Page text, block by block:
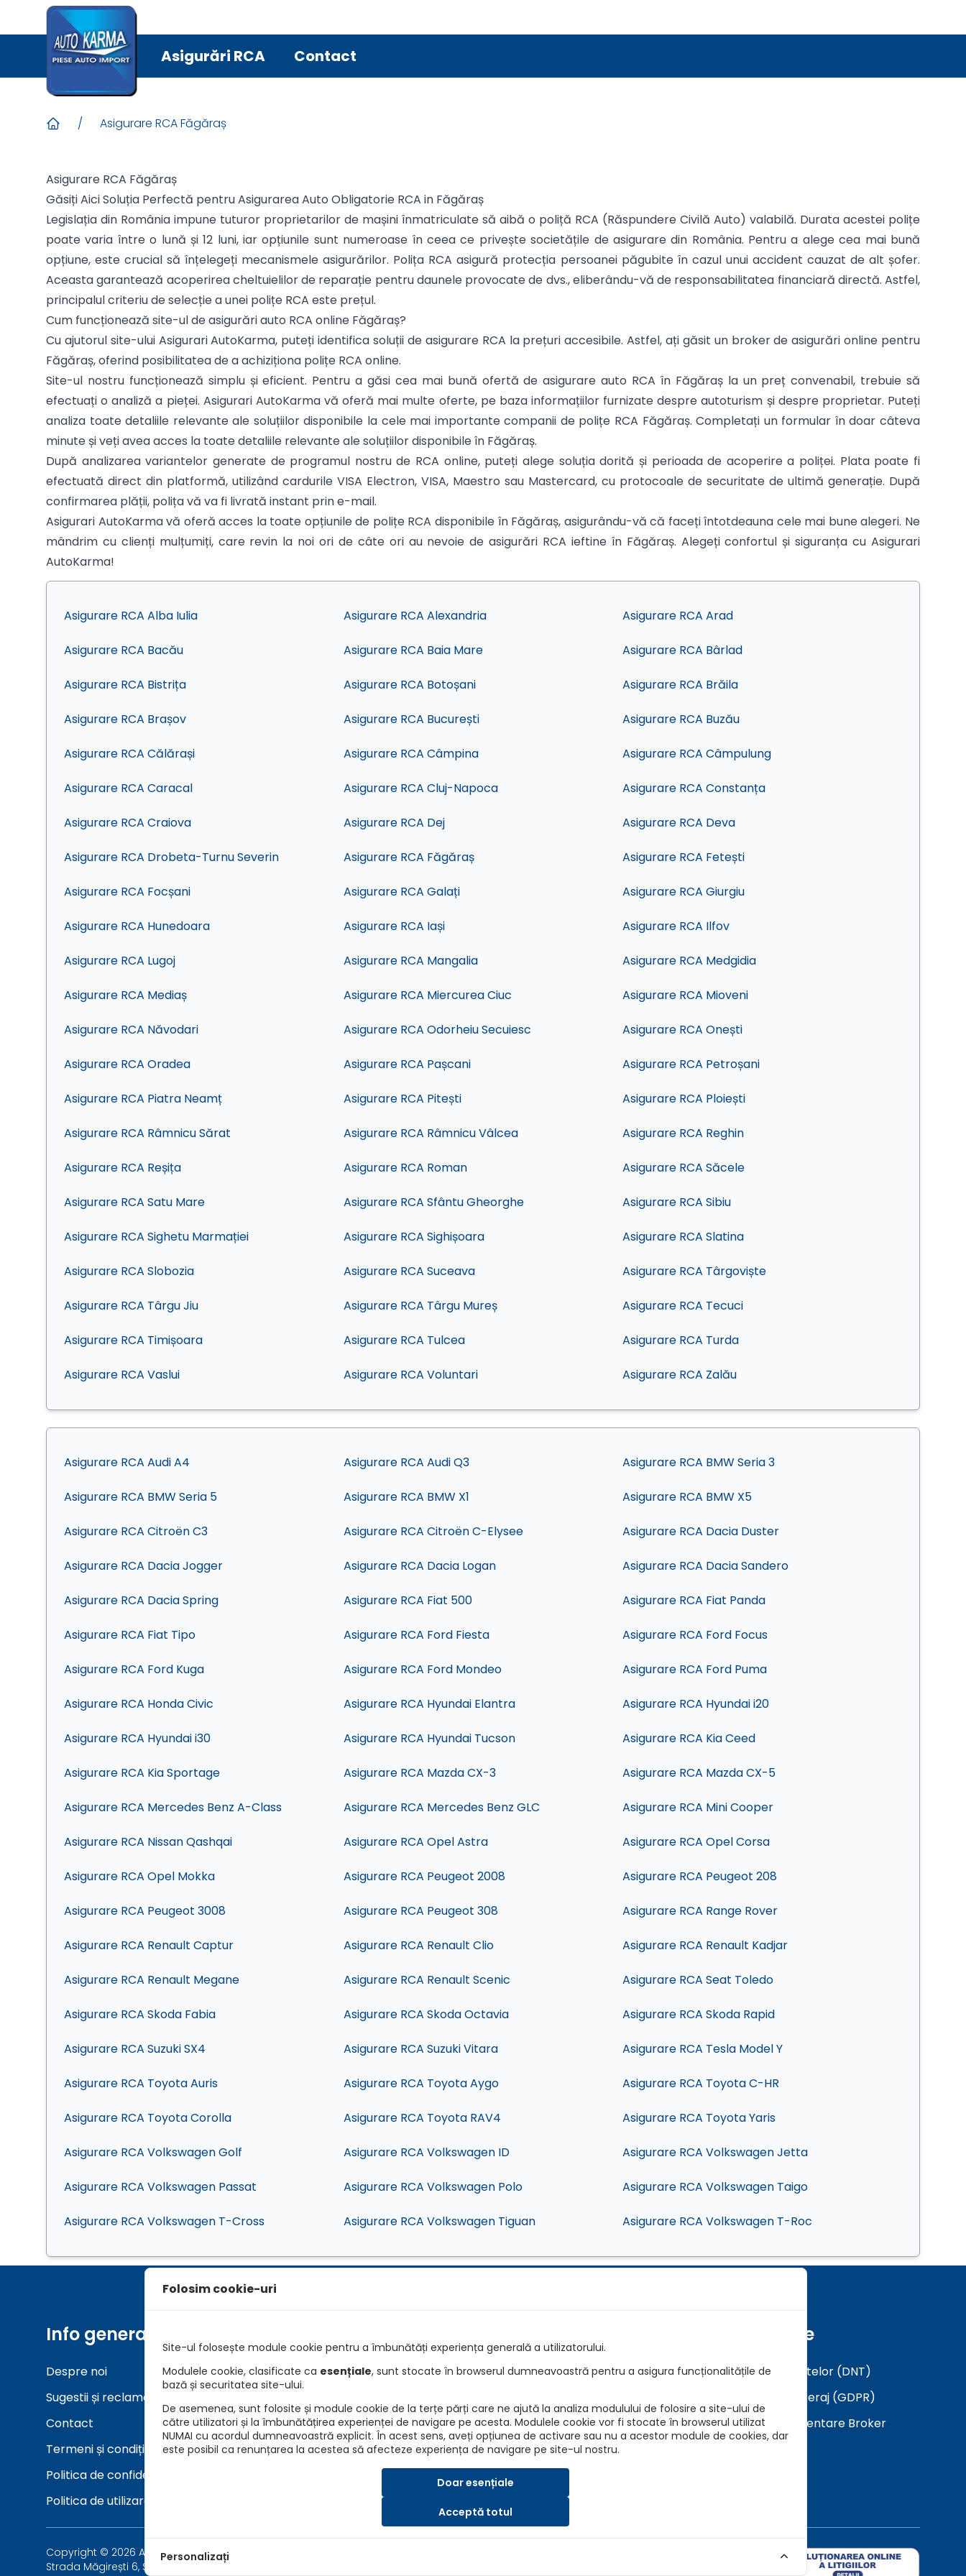
Asigurări RCA Contact
/ Asigurare RCA Făgăraș
Asigurare RCA Făgăraș
Găsiți Aici Soluția Perfectă pentru Asigurarea Auto Obligatorie RCA in Făgăraș
Legislația din România impune tuturor proprietarilor de mașini înmatriculate să aibă o poliță RCA (Răspundere Civilă Auto) valabilă. Durata acestei polițe
poate varia între o lună și 12 luni, iar opțiunile sunt numeroase în ceea ce privește societățile de asigurare din România. Pentru a alege cea mai bună
opțiune, este crucial să înțelegeți mecanismele asigurărilor. Polița RCA asigură protecția persoanei păgubite în cazul unui accident cauzat de alt șofer.
Aceasta garantează acoperirea cheltuielilor de reparație pentru daunele provocate de dvs., eliberându-vă de responsabilitatea financiară directă. Astfel,
principalul criteriu de selecție a unei polițe RCA este prețul.
Cum funcționează site-ul de asigurări auto RCA online Făgăraș?
Cu ajutorul site-ului Asigurari AutoKarma, puteți identifica soluții de asigurare RCA la prețuri accesibile. Astfel, ați găsit un broker de asigurări online pentru
Făgăraș, oferind posibilitatea de a achiziționa polițe RCA online.
Site-ul nostru funcționează simplu și eficient. Pentru a găsi cea mai bună ofertă de asigurare auto RCA în Făgăraș la un preț convenabil, trebuie să
efectuați o analiză a pieței. Asigurari AutoKarma vă oferă mai multe oferte, pe baza informațiilor furnizate despre autoturism și despre proprietar. Puteți
analiza toate detaliile relevante ale soluțiilor disponibile la cele mai importante companii de polițe RCA Făgăraș. Completați un formular în doar câteva
minute și veți avea acces la toate detaliile relevante ale soluțiilor disponibile în Făgăraș.
După analizarea variantelor generate de programul nostru de RCA online, puteți alege soluția dorită și perioada de acoperire a poliței. Plata poate fi
efectuată direct din platformă, utilizând cardurile VISA Electron, VISA, Maestro sau Mastercard, cu protocoale de securitate de ultimă generație. După
confirmarea plății, polița vă va fi livrată instant prin e-mail.
Asigurari AutoKarma vă oferă acces la toate opțiunile de polițe RCA disponibile în Făgăraș, asigurându-vă că faceți întotdeauna cele mai bune alegeri. Ne
mândrim cu clienți mulțumiți, care revin la noi ori de câte ori au nevoie de asigurări RCA ieftine în Făgăraș. Alegeți confortul și siguranța cu Asigurari
AutoKarma!
Asigurare RCA Alba Iulia Asigurare RCA Alexandria Asigurare RCA Arad
Asigurare RCA Bacău Asigurare RCA Baia Mare Asigurare RCA Bârlad
Asigurare RCA Bistrița Asigurare RCA Botoșani Asigurare RCA Brăila
Asigurare RCA Brașov Asigurare RCA București Asigurare RCA Buzău
Asigurare RCA Călărași Asigurare RCA Câmpina Asigurare RCA Câmpulung
Asigurare RCA Caracal Asigurare RCA Cluj-Napoca Asigurare RCA Constanța
Asigurare RCA Craiova Asigurare RCA Dej Asigurare RCA Deva
Asigurare RCA Drobeta-Turnu Severin Asigurare RCA Făgăraș Asigurare RCA Fetești
Asigurare RCA Focșani Asigurare RCA Galați Asigurare RCA Giurgiu
Asigurare RCA Hunedoara Asigurare RCA Iași Asigurare RCA Ilfov
Asigurare RCA Lugoj Asigurare RCA Mangalia Asigurare RCA Medgidia
Asigurare RCA Mediaș Asigurare RCA Miercurea Ciuc Asigurare RCA Mioveni
Asigurare RCA Năvodari Asigurare RCA Odorheiu Secuiesc Asigurare RCA Onești
Asigurare RCA Oradea Asigurare RCA Pașcani Asigurare RCA Petroșani
Asigurare RCA Piatra Neamț Asigurare RCA Pitești Asigurare RCA Ploiești
Asigurare RCA Râmnicu Sărat Asigurare RCA Râmnicu Vâlcea Asigurare RCA Reghin
Asigurare RCA Reșița Asigurare RCA Roman Asigurare RCA Săcele
Asigurare RCA Satu Mare Asigurare RCA Sfântu Gheorghe Asigurare RCA Sibiu
Asigurare RCA Sighetu Marmației Asigurare RCA Sighișoara Asigurare RCA Slatina
Asigurare RCA Slobozia Asigurare RCA Suceava Asigurare RCA Târgoviște
Asigurare RCA Târgu Jiu Asigurare RCA Târgu Mureș Asigurare RCA Tecuci
Asigurare RCA Timișoara Asigurare RCA Tulcea Asigurare RCA Turda
Asigurare RCA Vaslui Asigurare RCA Voluntari Asigurare RCA Zalău
Asigurare RCA Audi A4 Asigurare RCA Audi Q3 Asigurare RCA BMW Seria 3
Asigurare RCA BMW Seria 5 Asigurare RCA BMW X1 Asigurare RCA BMW X5
Asigurare RCA Citroën C3 Asigurare RCA Citroën C-Elysee Asigurare RCA Dacia Duster
Asigurare RCA Dacia Jogger Asigurare RCA Dacia Logan Asigurare RCA Dacia Sandero
Asigurare RCA Dacia Spring Asigurare RCA Fiat 500 Asigurare RCA Fiat Panda
Asigurare RCA Fiat Tipo Asigurare RCA Ford Fiesta Asigurare RCA Ford Focus
Asigurare RCA Ford Kuga Asigurare RCA Ford Mondeo Asigurare RCA Ford Puma
Asigurare RCA Honda Civic Asigurare RCA Hyundai Elantra Asigurare RCA Hyundai i20
Asigurare RCA Hyundai i30 Asigurare RCA Hyundai Tucson Asigurare RCA Kia Ceed
Asigurare RCA Kia Sportage Asigurare RCA Mazda CX-3 Asigurare RCA Mazda CX-5
Asigurare RCA Mercedes Benz A-Class Asigurare RCA Mercedes Benz GLC Asigurare RCA Mini Cooper
Asigurare RCA Nissan Qashqai Asigurare RCA Opel Astra Asigurare RCA Opel Corsa
Asigurare RCA Opel Mokka Asigurare RCA Peugeot 2008 Asigurare RCA Peugeot 208
Asigurare RCA Peugeot 3008 Asigurare RCA Peugeot 308 Asigurare RCA Range Rover
Asigurare RCA Renault Captur Asigurare RCA Renault Clio Asigurare RCA Renault Kadjar
Asigurare RCA Renault Megane Asigurare RCA Renault Scenic Asigurare RCA Seat Toledo
Asigurare RCA Skoda Fabia Asigurare RCA Skoda Octavia Asigurare RCA Skoda Rapid
Asigurare RCA Suzuki SX4 Asigurare RCA Suzuki Vitara Asigurare RCA Tesla Model Y
Asigurare RCA Toyota Auris Asigurare RCA Toyota Aygo Asigurare RCA Toyota C-HR
Asigurare RCA Toyota Corolla Asigurare RCA Toyota RAV4 Asigurare RCA Toyota Yaris
Asigurare RCA Volkswagen Golf Asigurare RCA Volkswagen ID Asigurare RCA Volkswagen Jetta
Asigurare RCA Volkswagen Passat Asigurare RCA Volkswagen Polo Asigurare RCA Volkswagen Taigo
Asigurare RCA Volkswagen T-Cross Asigurare RCA Volkswagen Tiguan Asigurare RCA Volkswagen T-Roc
Info generale
Despre noi
Sugestii și reclamații
Contact
Termeni și condiții
Politica de confidențialitate
Politica de utilizare cookie-uri
Asigurare RCA
Detalii asiguratori
ANPC
BAAR
ASF
Formulare
Analiza a Cerintelor (DNT)
Mandat in Brokeraj (GDPR)
Descarca Prezentare Broker
Copyright © 2026 Asigurari AutoKarma - Auto Vida Tech SRL, Nr. Reg. Com.: J40/7173/2019, CUI: 41202015
Strada Măgirești 6, Sector 1, București 010926, România, Email: asigurari@autokarma.ro
Folosim cookie-uri
Site-ul folosește module cookie pentru a îmbunătăți experiența generală a utilizatorului.
Modulele cookie, clasificate ca esențiale, sunt stocate în browserul dumneavoastră pentru a asigura funcționalitățile de
bază și securitatea site-ului.
De asemenea, sunt folosite și module cookie de la terțe părți care ne ajută la analiza modulului de folosire a site-ului de
către utilizatori și la îmbunătățirea experienței de navigare pe acesta. Modulele cookie vor fi stocate în browserul utilizat
NUMAI cu acordul dumneavoastră explicit. În acest sens, aveți opțiunea de activare sau nu a acestor module de cookies, dar
este posibil ca renunțarea la acestea să afecteze experiența de navigare pe site-ul nostru.
Doar esențiale
Acceptă totul
Personalizați